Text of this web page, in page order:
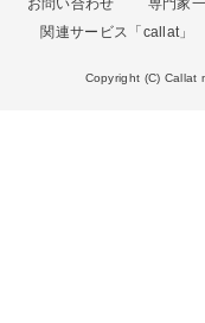
お問い合わせ
専門家
関連サービス「callat」
Copyright (C) Callat